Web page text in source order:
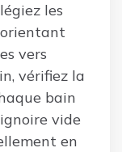
les
orientant
vers
vérifiez la
bain
vide
en